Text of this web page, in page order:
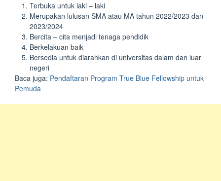
Terbuka untuk laki – laki
Merupakan lulusan SMA atau MA tahun 2022/2023 dan
2023/2024
Bercita – cita menjadi tenaga pendidik
Berkelakuan baik
Bersedia untuk diarahkan di universitas dalam dan luar
negeri
Baca juga: Pendaftaran Program True Blue Fellowship untuk
Pemuda